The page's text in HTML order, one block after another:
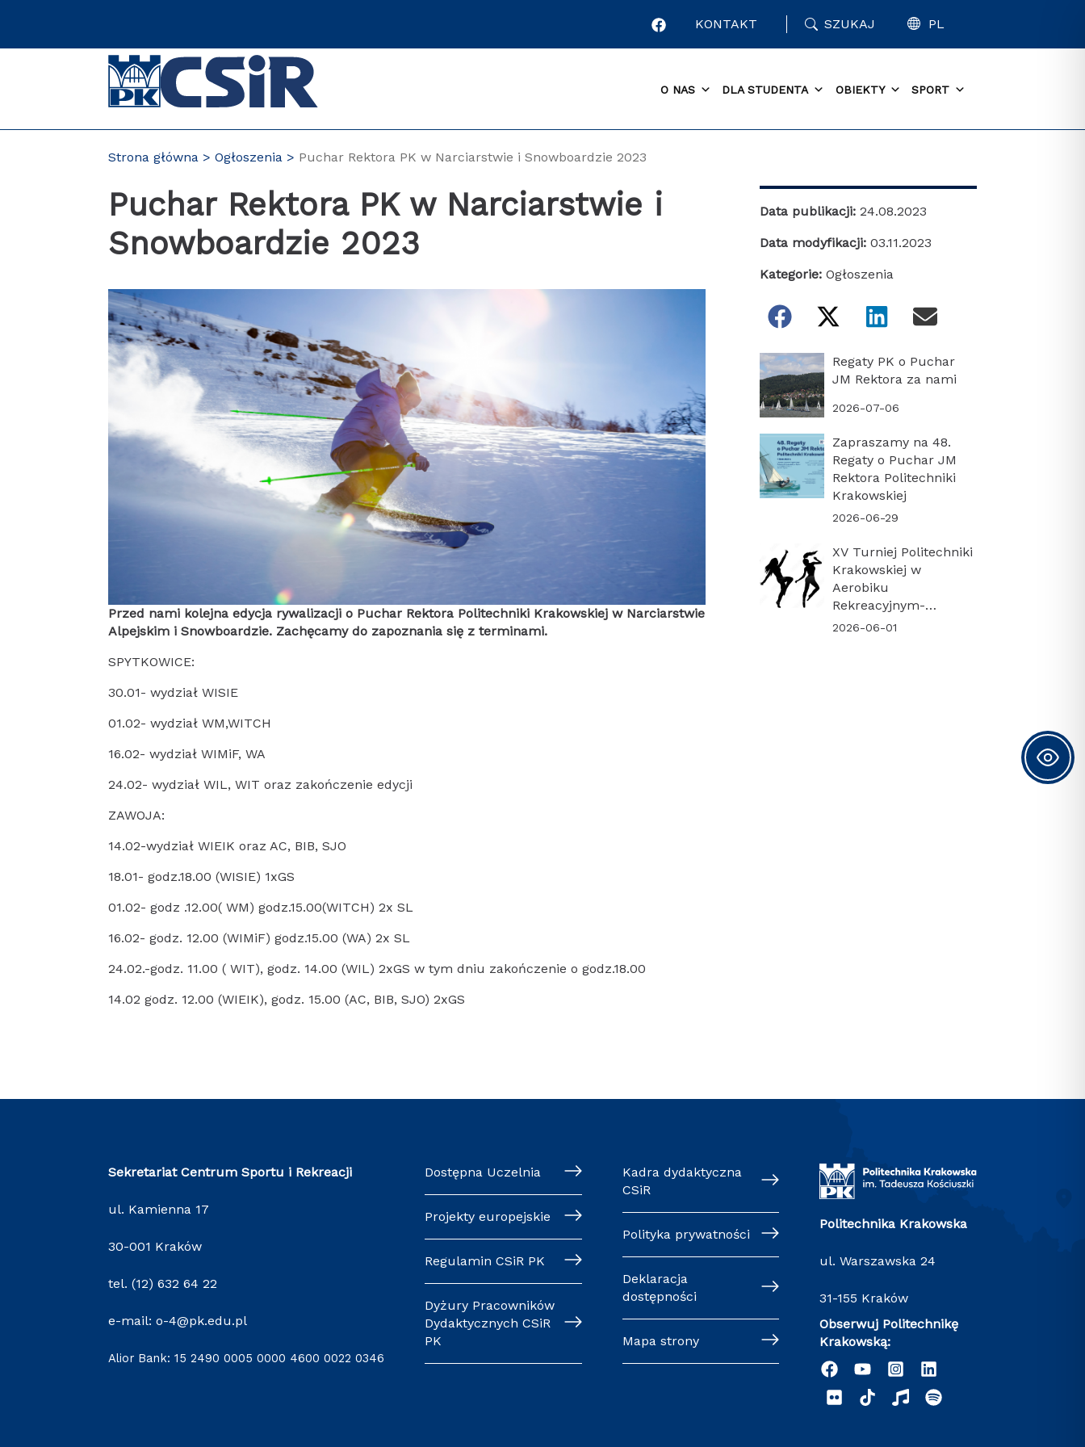
KONTAKT SZUKAJ PL
O NAS DLA STUDENTA OBIEKTY SPORT
Strona główna Ogłoszenia Puchar Rektora PK w Narciarstwie i Snowboardzie 2023
Puchar Rektora PK w Narciarstwie i
Snowboardzie 2023
Przed nami kolejna edycja rywalizacji o Puchar Rektora Politechniki Krakowskiej w Narciarstwie
Alpejskim i Snowboardzie. Zachęcamy do zapoznania się z terminami.
SPYTKOWICE:
30.01- wydział WISIE
01.02- wydział WM,WITCH
16.02- wydział WIMiF, WA
24.02- wydział WIL, WIT oraz zakończenie edycji
ZAWOJA:
14.02-wydział WIEIK oraz AC, BIB, SJO
18.01- godz.18.00 (WISIE) 1xGS
01.02- godz .12.00( WM) godz.15.00(WITCH) 2x SL
16.02- godz. 12.00 (WIMiF) godz.15.00 (WA) 2x SL
24.02.-godz. 11.00 ( WIT), godz. 14.00 (WIL) 2xGS w tym dniu zakończenie o godz.18.00
14.02 godz. 12.00 (WIEIK), godz. 15.00 (AC, BIB, SJO) 2xGS
Data publikacji: 24.08.2023
Data modyfikacji: 03.11.2023
Kategorie: Ogłoszenia
Regaty PK o Puchar
JM Rektora za nami
2026-07-06
Zapraszamy na 48.
Regaty o Puchar JM
Rektora Politechniki
Krakowskiej
2026-06-29
XV Turniej Politechniki
Krakowskiej w
Aerobiku
Rekreacyjnym-
PODSUMOWANIE
2026-06-01
Sekretariat Centrum Sportu i Rekreacji
ul. Kamienna 17
30-001 Kraków
tel. (12) 632 64 22
e-mail: o-4@pk.edu.pl
Alior Bank: 15 2490 0005 0000 4600 0022 0346
Dostępna Uczelnia
Projekty europejskie
Regulamin CSiR PK
Dyżury Pracowników
Dydaktycznych CSiR
PK
Kadra dydaktyczna
CSiR
Polityka prywatności
Deklaracja
dostępności
Mapa strony
Politechnika Krakowska
ul. Warszawska 24
31-155 Kraków
Obserwuj Politechnikę
Krakowską: